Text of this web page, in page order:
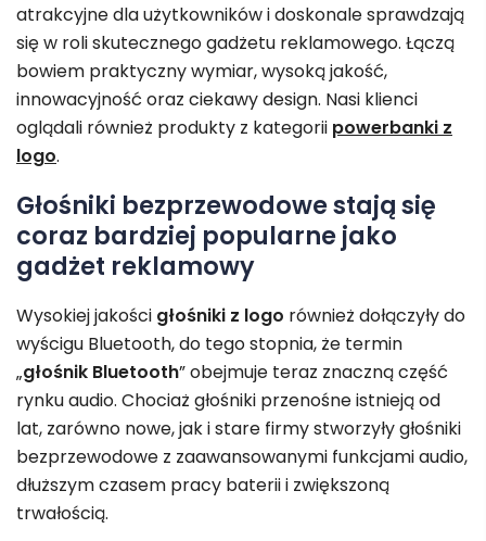
atrakcyjne dla użytkowników i doskonale sprawdzają
się w roli skutecznego gadżetu reklamowego. Łączą
bowiem praktyczny wymiar, wysoką jakość,
innowacyjność oraz ciekawy design. Nasi klienci
oglądali również produkty z kategorii powerbanki z
logo.
Głośniki bezprzewodowe stają się
coraz bardziej popularne jako
gadżet reklamowy
Wysokiej jakości głośniki z logo również dołączyły do ​​
wyścigu Bluetooth, do tego stopnia, że ​​termin
„głośnik Bluetooth” obejmuje teraz znaczną część
rynku audio. Chociaż głośniki przenośne istnieją od
lat, zarówno nowe, jak i stare firmy stworzyły głośniki
bezprzewodowe z zaawansowanymi funkcjami audio,
dłuższym czasem pracy baterii i zwiększoną
trwałością.